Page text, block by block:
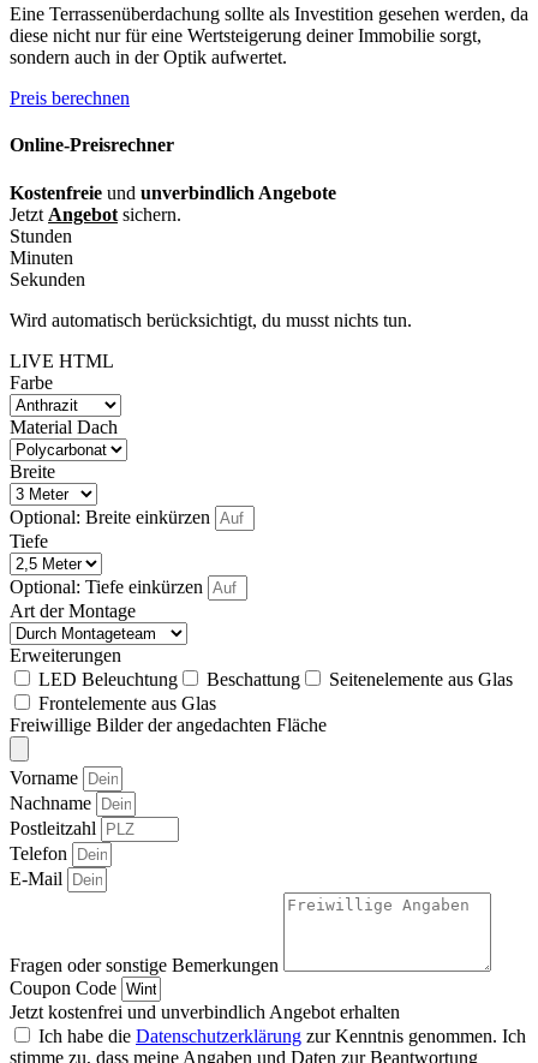
Eine Terrassenüberdachung sollte als Investition gesehen werden, da
diese nicht nur für eine Wertsteigerung deiner Immobilie sorgt,
sondern auch in der Optik aufwertet.
Preis berechnen
Online-Preisrechner
Kostenfreie und unverbindlich Angebote
Jetzt Angebot sichern.
Stunden
Minuten
Sekunden
Wird automatisch berücksichtigt, du musst nichts tun.
LIVE HTML
Farbe
Material Dach
Breite
Optional: Breite einkürzen
Tiefe
Optional: Tiefe einkürzen
Art der Montage
Erweiterungen
LED Beleuchtung
Beschattung
Seitenelemente aus Glas
Frontelemente aus Glas
Freiwillige Bilder der angedachten Fläche
Vorname
Nachname
Postleitzahl
Telefon
E-Mail
Fragen oder sonstige Bemerkungen
Coupon Code
Jetzt kostenfrei und unverbindlich Angebot erhalten
Ich habe die Datenschutzerklärung zur Kenntnis genommen. Ich
stimme zu, dass meine Angaben und Daten zur Beantwortung